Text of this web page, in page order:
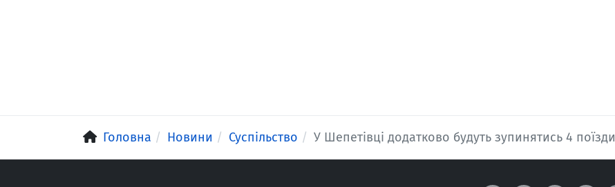
Головна Новини Суспільство У Шепетівці додатково будуть зупинятись 4 поїзди